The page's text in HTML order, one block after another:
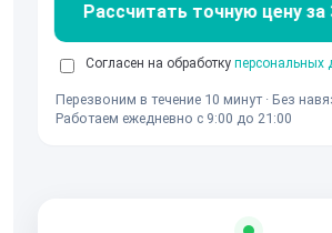
Рассчитать точную цену
Согласен на обработку персональных
Перезвоним в течение 10 минут · Без
Работаем ежедневно с 9:00 до 21:00